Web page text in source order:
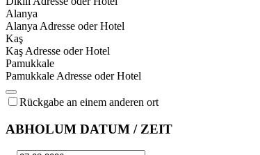
Alanya
Alanya Adresse oder Hotel
Kaş
Kaş Adresse oder Hotel
Pamukkale
Pamukkale Adresse oder Hotel
Rückgabe an einem anderen ort
ABHOLUM DATUM / ZEIT